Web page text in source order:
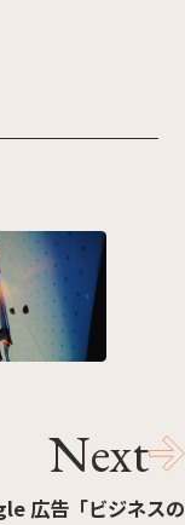
Next
広告「ビジネスの